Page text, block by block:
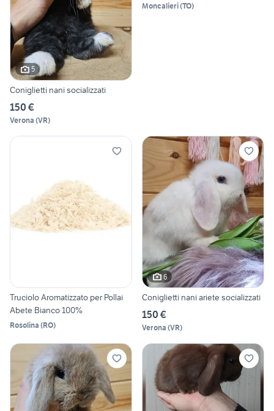
5
Coniglietti nani socializzati
150 €
Verona (VR)
Moncalieri(TO)
Truciolo Aromatizzato per Pollai
Abete Bianco 100%
Rosolina (RO)
6
Coniglietti nani ariete socializzati
150 €
Verona (VR)